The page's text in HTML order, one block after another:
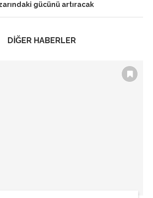
gücünü artıracak
DİĞER HABERLER